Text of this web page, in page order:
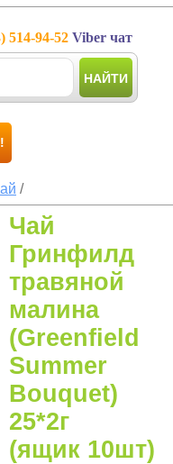
514-94-52 Viber чат
НАЙТИ
/
Чай
Гринфилд
травяной
малина
(Greenfield
Summer
Bouquet)
25*2г
(ящик 10шт)